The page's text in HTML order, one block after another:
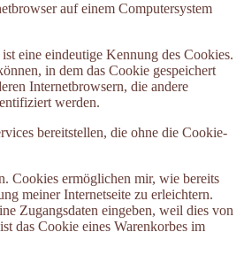
auf einem Computersystem
eine eindeutige Kennung des Cookies.
in dem das Cookie gespeichert
Internetbrowsern, die andere
werden.
bereitstellen, die ohne die Cookie-
Cookies ermöglichen mir, wie bereits
meiner Internetseite zu erleichtern.
Zugangsdaten eingeben, weil dies von
das Cookie eines Warenkorbes im